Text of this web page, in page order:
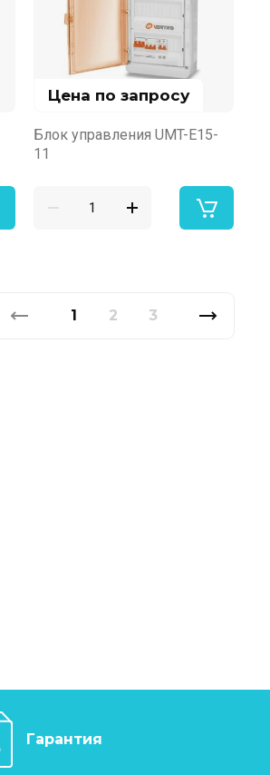
Цена по запросу
Блок управления UMT-E15-
11
1 2 3
Гарантия